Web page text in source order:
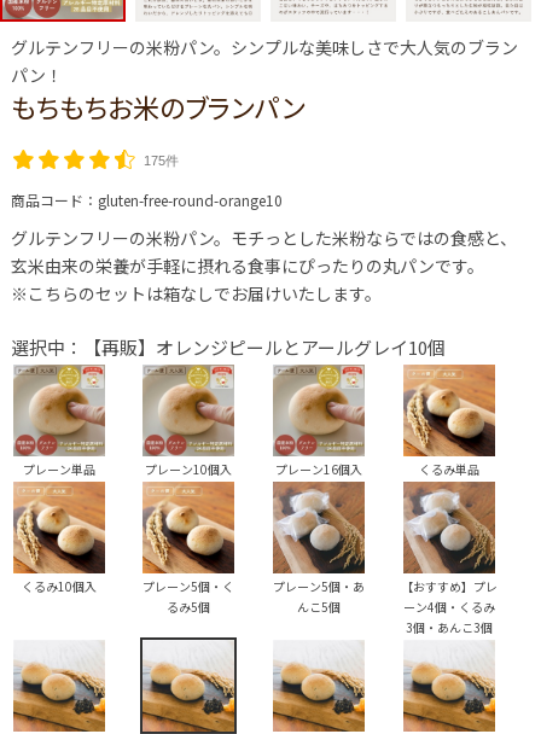
グルテンフリーの米粉パン。シンプルな美味しさで大人気のブラン
パン！
もちもちお米のブランパン
175件
商品コード： gluten-free-round-orange10
グルテンフリーの米粉パン。モチっとした米粉ならではの食感と、
玄米由来の栄養が手軽に摂れる食事にぴったりの丸パンです。
※こちらのセットは箱なしでお届けいたします。
選択中：【再販】オレンジピールとアールグレイ10個
プレーン単品 プレーン10個入 プレーン16個入 くるみ単品
くるみ10個入
プレーン5個・く
るみ5個
プレーン5個・あ
んこ5個
【おすすめ】プレ
ーン4個・くるみ
3個・あんこ3個